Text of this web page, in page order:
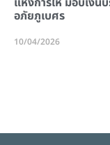
อภัยภูเบศร
10/04/2026